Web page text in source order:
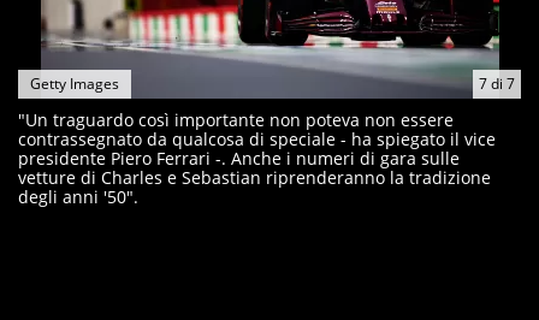
7di 7
Getty Images
"Un traguardo così importante non poteva non essere
contrassegnato da qualcosa di speciale - ha spiegato il vice
presidente Piero Ferrari -. Anche i numeri di gara sulle
vetture di Charles e Sebastian riprenderanno la tradizione
degli anni '50".